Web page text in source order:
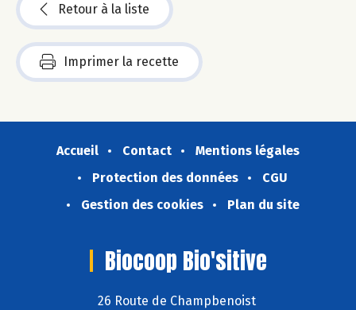
Retour à la liste
Imprimer la recette
Accueil Contact
Mentions légales
Protection des données
CGU
Gestion des cookies
Plan du site
Biocoop Bio'sitive
26 Route de Champbenoist